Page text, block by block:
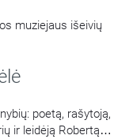
muziejaus išeivių
poetą, rašytoją,
ir leidėją Robertą